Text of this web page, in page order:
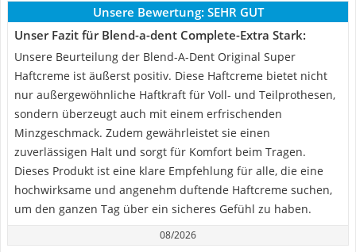
Unsere Bewertung: SEHR GUT
Unser Fazit für Blend-a-dent Complete-Extra Stark:
Unsere Beurteilung der Blend-A-Dent Original Super
Haftcreme ist äußerst positiv. Diese Haftcreme bietet nicht
nur außergewöhnliche Haftkraft für Voll- und Teilprothesen,
sondern überzeugt auch mit einem erfrischenden
Minzgeschmack. Zudem gewährleistet sie einen
zuverlässigen Halt und sorgt für Komfort beim Tragen.
Dieses Produkt ist eine klare Empfehlung für alle, die eine
hochwirksame und angenehm duftende Haftcreme suchen,
um den ganzen Tag über ein sicheres Gefühl zu haben.
08/2026